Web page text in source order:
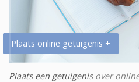
Plaats online getuigenis +
Plaats een getuigenisover